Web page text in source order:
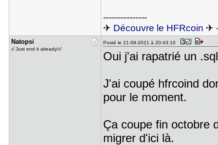
---------------
✈ Découvre le HFRcoin ✈
Natopsi
☄️Just end it already!☄️
Posté le 21-09-2021 à 20:43:10
Oui j'ai rapatrié un
J'ai coupé hfrcoind
pour le moment.
Ça coupe fin octobre
migrer d'ici là.